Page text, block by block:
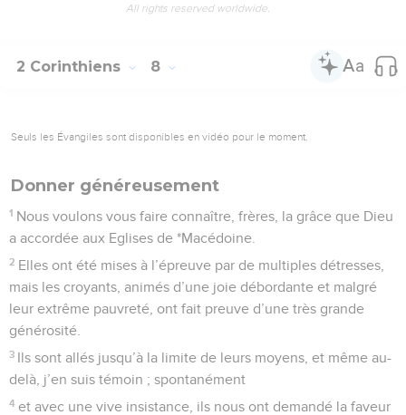
All rights reserved worldwide.
2 Corinthiens 8
Seuls les Évangiles sont disponibles en vidéo pour le moment.
Donner généreusement
1 Nous voulons vous faire connaître, frères, la grâce que Dieu
a accordée aux Eglises de *Macédoine.
2 Elles ont été mises à l’épreuve par de multiples détresses,
mais les croyants, animés d’une joie débordante et malgré
leur extrême pauvreté, ont fait preuve d’une très grande
générosité.
3 Ils sont allés jusqu’à la limite de leurs moyens, et même au-
delà, j’en suis témoin ; spontanément
4 et avec une vive insistance, ils nous ont demandé la faveur